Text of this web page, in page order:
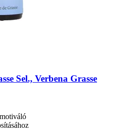
Sel., Verbena Grasse